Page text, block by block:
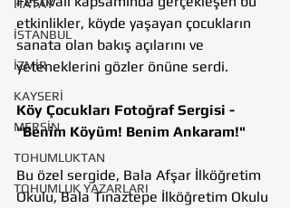
HATAY
İSTANBUL
İZMİR
KAYSERİ
MERSİN
TOHUMLUKTAN
TOHUMLUK YAZARLARI
etkinlikler, köyde yaşayan çocukların
sanata olan bakış açılarını ve
yeteneklerini gözler önüne serdi.
Köy Çocukları Fotoğraf Sergisi -
"Benim Köyüm! Benim Ankaram!"
Bu özel sergide, Bala Afşar İlköğretim
Okulu, Bala Tınaztepe İlköğretim Okulu